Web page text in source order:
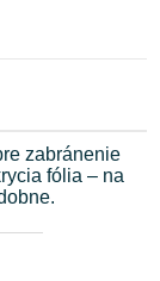
zabránenie
fólia – na